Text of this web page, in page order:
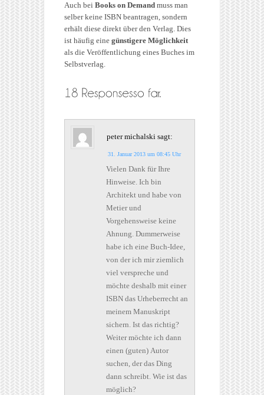
Auch bei Books on Demand muss man
selber keine ISBN beantragen, sondern
erhält diese direkt über den Verlag. Dies
ist häufig eine günstigere Möglichkeit
als die Veröffentlichung eines Buches im
Selbstverlag.
peter michalski sagt:
31. Januar 2013 um 08:45 Uhr
Vielen Dank für Ihre
Hinweise. Ich bin
Architekt und habe von
Metier und
Vorgehensweise keine
Ahnung. Dummerweise
habe ich eine Buch-Idee,
von der ich mir ziemlich
viel verspreche und
möchte deshalb mit einer
ISBN das Urheberrecht an
meinem Manuskript
sichern. Ist das richtig?
Weiter möchte ich dann
einen (guten) Autor
suchen, der das Ding
dann schreibt. Wie ist das
möglich?